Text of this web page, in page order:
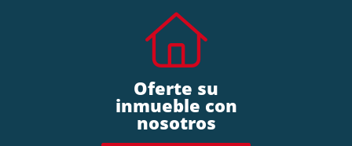
Oferte su
inmueble con
nosotros